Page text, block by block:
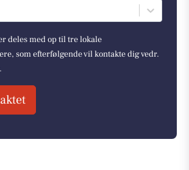
deles med op til tre lokale
som efterfølgende vil kontakte dig vedr.